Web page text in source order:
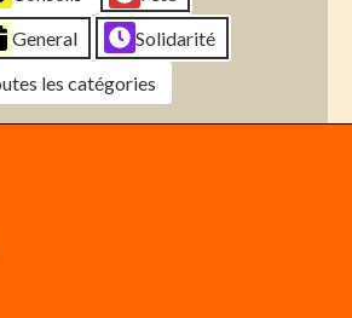
General
Solidarité
les catégories